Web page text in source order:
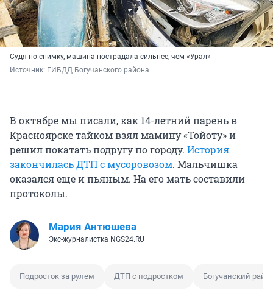
Судя по снимку, машина пострадала сильнее, чем «Урал»
Источник: ГИБДД Богучанского района
В октябре мы писали, как 14-летний парень в
Красноярске тайком взял мамину «Тойоту» и
решил покатать подругу по городу. История
закончилась ДТП с мусоровозом. Мальчишка
оказался еще и пьяным. На его мать составили
протоколы.
Мария Антюшева
Экс-журналистка NGS24.RU
Подросток за рулем ДТП с подростком Богучанский